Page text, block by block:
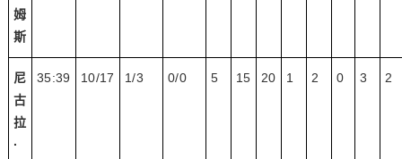
姆
斯
尼
古
拉
·
35:39 10/17 1/3 0/0 5 15 20 1 2 0 3 2